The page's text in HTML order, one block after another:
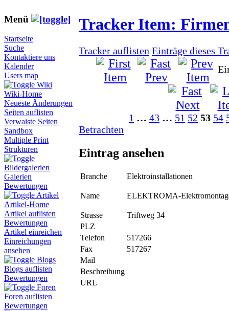
Menü
Startseite
Suche
Kontaktiere uns
Kalender
Users map
Wiki
Wiki-Home
Neueste Änderungen
Seiten auflisten
Verwaiste Seiten
Sandbox
Multiple Print
Strukturen
Bildergalerien
Galerien
Bewertungen
Artikel
Artikel-Home
Artikel auflisten
Bewertungen
Artikel einreichen
Einreichungen
ansehen
Blogs
Blogs auflisten
Bewertungen
Foren
Foren auflisten
Bewertungen
Tracker Item:
Tracker auflisten Einträge dieses
1 … 43 … 51 52 53 54
Betrachten
Eintrag ansehen
Branche Elektroinstallationen
Name ELEKTROMA-
Strasse
Triftweg 34
PLZ
Telefon
517266
Fax
517267
Mail
Beschreibung
URL